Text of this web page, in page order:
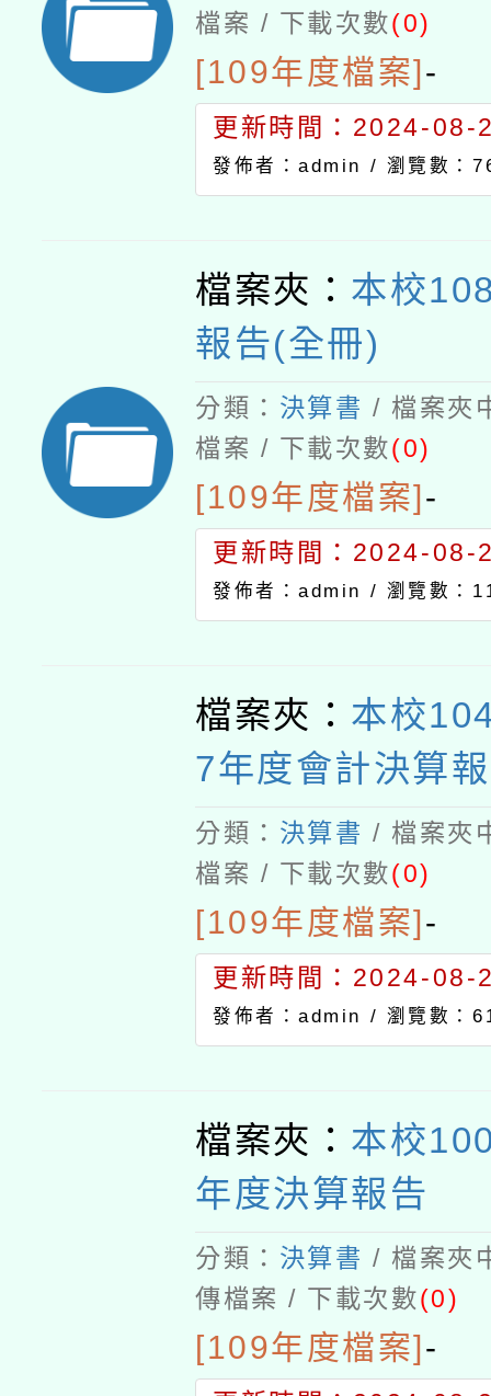
檔案 / 下載次數(0)
[109年度檔案]-
更新時間：2024-08-
發佈者：admin / 瀏覽數：
檔案夾： 本校
報告(全冊)
分類： 決算書 / 檔案夾
檔案 / 下載次數(0)
[109年度檔案]-
更新時間：2024-08-
發佈者：admin / 瀏覽數：
檔案夾： 本校
7年度會計決算
分類： 決算書 / 檔案夾
檔案 / 下載次數(0)
[109年度檔案]-
更新時間：2024-08-
發佈者：admin / 瀏覽數：
檔案夾： 本校
年度決算報告
分類： 決算書 / 檔案夾
傳檔案 / 下載次數(0)
[109年度檔案]-